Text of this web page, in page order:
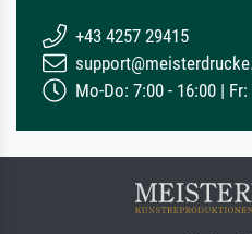
+43 4257 29415
Mo-Do: 7:00 - 16:00 |